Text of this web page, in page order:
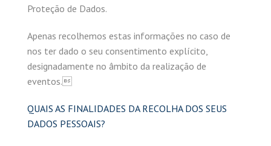
Proteção de Dados.
Apenas recolhemos estas informações no caso de
nos ter dado o seu consentimento explícito,
designadamente no âmbito da realização de
eventos.
QUAIS AS FINALIDADES DA RECOLHA DOS SEUS
DADOS PESSOAIS?